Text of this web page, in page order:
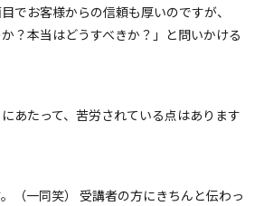
でお客様からの信頼も厚いのですが、
か？本当はどうすべきか？」と問いかける
あたって、苦労されている点はあります
（一同笑） 受講者の方にきちんと伝わっ